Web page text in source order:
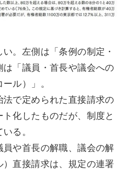
。左側は「条例の制定・
「議員・首長や議会への
ル）」。
で定められた直接請求の
化したものだが、制度と
る。
や首長の解職、議会の解
直接請求は、規定の連署